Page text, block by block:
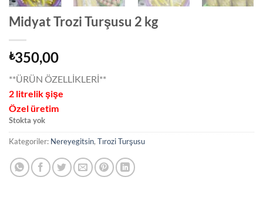
Midyat Trozi Turşusu 2 kg
₺350,00
**ÜRÜN ÖZELLİKLERİ**
2 litrelik şişe
Özel üretim
Stokta yok
Kategoriler: Nereyegitsin, Tırozi Turşusu